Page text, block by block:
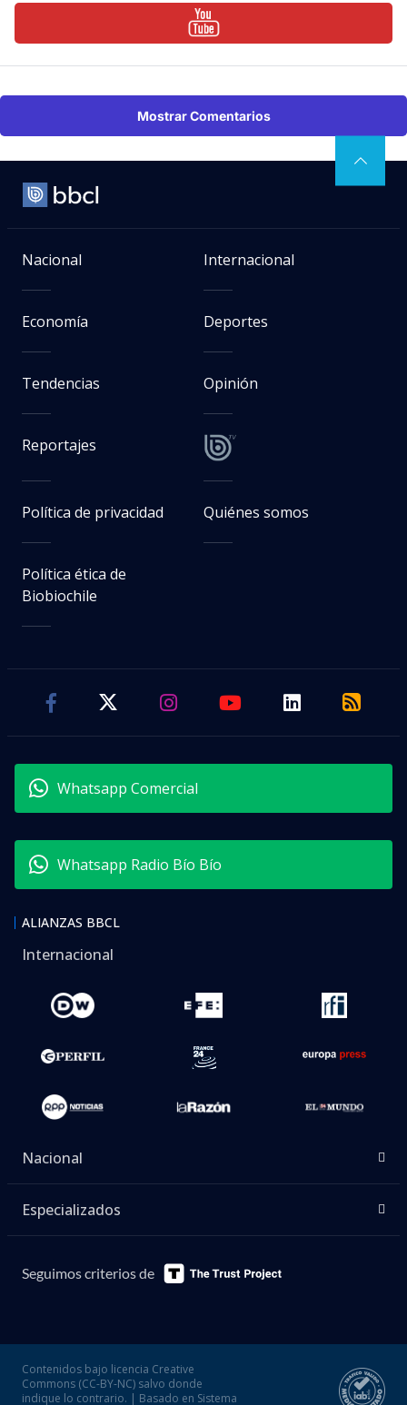
Mostrar Comentarios
Nacional Internacional
Economía Deportes
Tendencias Opinión
Reportajes
Política de privacidad Quiénes somos
Política ética de
Biobiochile
Whatsapp Comercial
Whatsapp Radio Bío Bío
ALIANZAS BBCL
Internacional
Nacional
Especializados
Seguimos criterios de
Contenidos bajo licencia Creative
Commons (CC-BY-NC) salvo donde
indique lo contrario. | Basado en Sistema